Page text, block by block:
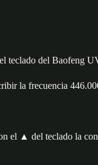
teclado del Baofeng
la frecuencia
el ▲ del teclado la